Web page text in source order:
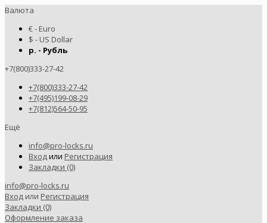
Валюта
€ - Euro
$ - US Dollar
р. - Рубль
+7(800)333-27-42
+7(800)333-27-42
+7(495)199-08-29
+7(812)564-50-95
Ещё
info@pro-locks.ru
Входили Регистрация
Закладки (0)
info@pro-locks.ru
Вход или Регистрация
Закладки (0)
Оформление заказа